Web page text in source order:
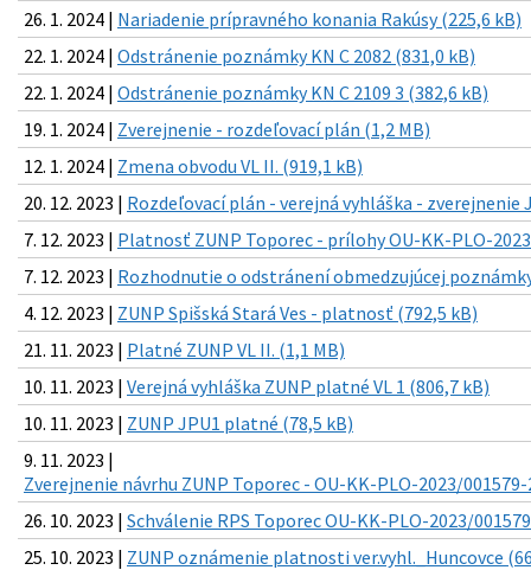
26. 1. 2024 | Nariadenie prípravného konania Rakúsy (225,6 kB)
22. 1. 2024 | Odstránenie poznámky KN C 2082 (831,0 kB)
22. 1. 2024 | Odstránenie poznámky KN C 2109 3 (382,6 kB)
19. 1. 2024 | Zverejnenie - rozdeľovací plán (1,2 MB)
12. 1. 2024 | Zmena obvodu VL II. (919,1 kB)
20. 12. 2023 | Rozdeľovací plán - verejná vyhláška - zverejnenie
7. 12. 2023 | Platnosť ZUNP Toporec - prílohy OU-KK-PLO-
7. 12. 2023 | Rozhodnutie o odstránení obmedzujúcej
4. 12. 2023 | ZUNP Spišská Stará Ves - platnosť (792,5 kB)
21. 11. 2023 | Platné ZUNP VL II. (1,1 MB)
10. 11. 2023 | Verejná vyhláška ZUNP platné VL 1 (806,7 kB)
10. 11. 2023 | ZUNP JPU1 platné (78,5 kB)
9. 11. 2023 |
Zverejnenie návrhu ZUNP Toporec - OU-KK-PLO-2023/
26. 10. 2023 | Schválenie RPS Toporec OU-KK-PLO-2023/
25. 10. 2023 | ZUNP oznámenie platnosti ver.vyhl._Huncovce